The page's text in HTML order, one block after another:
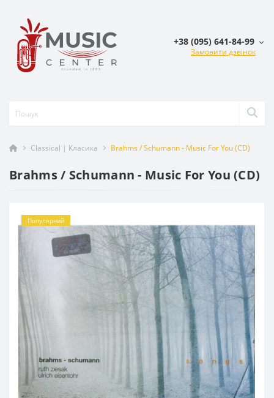
+38 (095) 641-84-99
Замовити дзвінок
Classical | Класика Brahms / Schumann - Music For You (CD)
Brahms / Schumann - Music For You (CD)
Популярний